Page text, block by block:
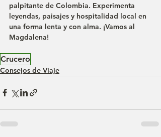
palpitante de Colombia. Experimenta
leyendas, paisajes y hospitalidad local en
una forma lenta y con alma. ¡Vamos al
Magdalena!
Crucero
Consejos de Viaje